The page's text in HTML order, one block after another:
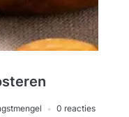
0 reacties